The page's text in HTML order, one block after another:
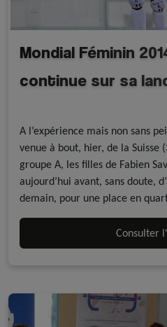
Mondial Féminin
continue sur sa
A l’expérience mais non sans
venue à bout, hier, de la Suisse
groupe A, les filles de Fabien
aujourd’hui avant, sans doute,
demain, pour une place en
Consulter